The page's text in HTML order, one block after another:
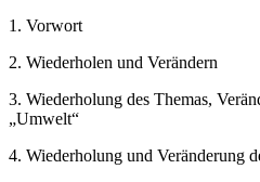
1. Vorwort
2. Wiederholen und Verändern
3. Wiederholung des Themas,
„Umwelt“
4. Wiederholung und Veränderung